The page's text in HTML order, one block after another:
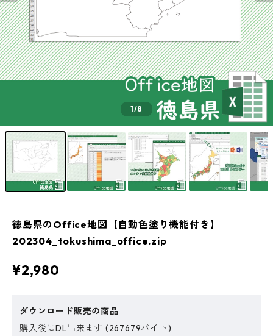
1/8
徳島県のOffice地図【自動色塗り機能付き】
202304_tokushima_office.zip
¥2,980
ダウンロード販売の商品
購入後にDL出来ます (267679バイト)